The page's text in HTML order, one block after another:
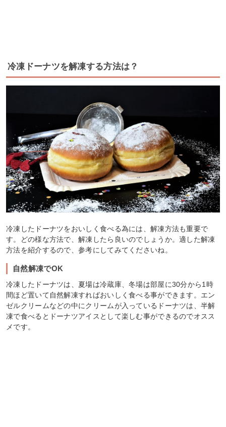
冷凍ドーナツを解凍する方法は？
冷凍したドーナツをおいしく食べる為には、解凍方法も重要で
す。どの様な方法で、解凍したら良いのでしょうか。適した解凍
方法を紹介するので、参考にしてみてくださいね。
自然解凍でOK
冷凍したドーナツは、夏場は冷蔵庫、冬場は部屋に30分から1時
間ほど置いて自然解凍すればおいしく食べる事ができます。エン
ゼルクリームなどの中にクリームが入っているドーナツは、半解
凍で食べるとドーナツアイスとして楽しむ事ができるのでオスス
メです。